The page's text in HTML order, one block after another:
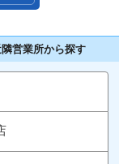
営業所から探す